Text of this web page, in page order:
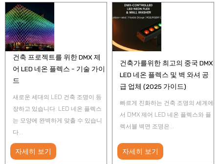
건축 프로젝트를 위한 DMX 제
어 LED 네온 플렉스 - 기술 가이
드
새로운 세대의 LED 건축 조명이 등
장하고 있습니다: LED 네온 플렉스
는 모양에 완벽하게 맞출 수 있습니
다...
자세히 보기
건축가를위한 최고의 중국 DMX
LED 네온 플렉스 및 벽 와셔 공
급 업체 (2025 가이드)
빠르게 진화하는 건축 조명의 세계에
서 DMX 제어 LED 네온 플렉스와 플
렉서블 벽면 조명은...
자세히 보기